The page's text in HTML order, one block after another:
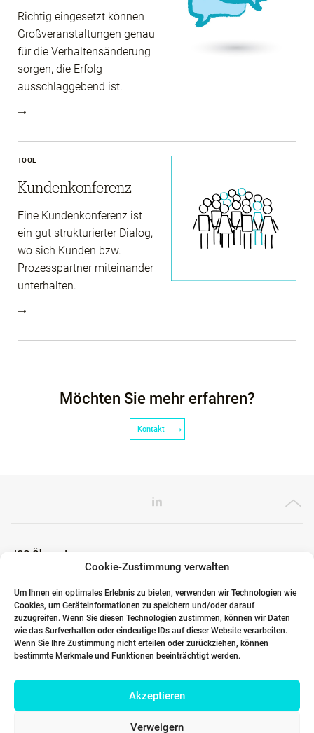
Cookie-Zustimmung verwalten
Um Ihnen ein optimales Erlebnis zu bieten, verwenden wir Technologien wie
Cookies, um Geräteinformationen zu speichern und/oder darauf
zuzugreifen. Wenn Sie diesen Technologien zustimmen, können wir Daten
wie das Surfverhalten oder eindeutige IDs auf dieser Website verarbeiten.
Wenn Sie Ihre Zustimmung nicht erteilen oder zurückziehen, können
bestimmte Merkmale und Funktionen beeinträchtigt werden.
Akzeptieren
Verweigern
Richtig eingesetzt können
Großveranstaltungen genau
für die Verhaltensänderung
sorgen, die Erfolg
ausschlaggebend ist.
TOOL
Kunden­konferenz
Eine Kundenkonferenz ist
ein gut strukturierter Dialog,
wo sich Kunden bzw.
Prozesspartner miteinander
unterhalten.
Möchten Sie mehr erfahren?
Kontakt
ICG Ökosystem
Globale Partner